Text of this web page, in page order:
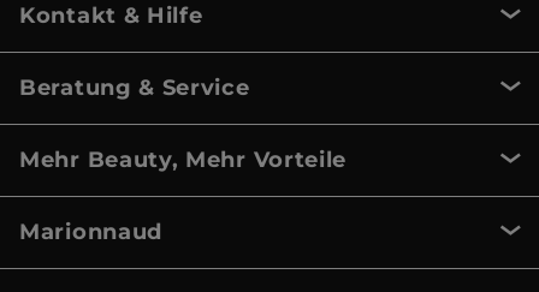
Kontakt & Hilfe
Beratung & Service
Mehr Beauty, Mehr Vorteile
Marionnaud